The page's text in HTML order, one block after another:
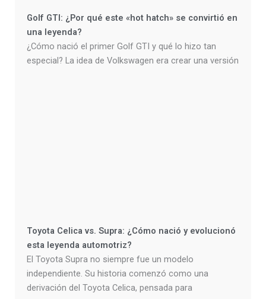
Golf GTI: ¿Por qué este «hot hatch» se convirtió en
una leyenda?
¿Cómo nació el primer Golf GTI y qué lo hizo tan
especial? La idea de Volkswagen era crear una versión
Toyota Celica vs. Supra: ¿Cómo nació y evolucionó
esta leyenda automotriz?
El Toyota Supra no siempre fue un modelo
independiente. Su historia comenzó como una
derivación del Toyota Celica, pensada para